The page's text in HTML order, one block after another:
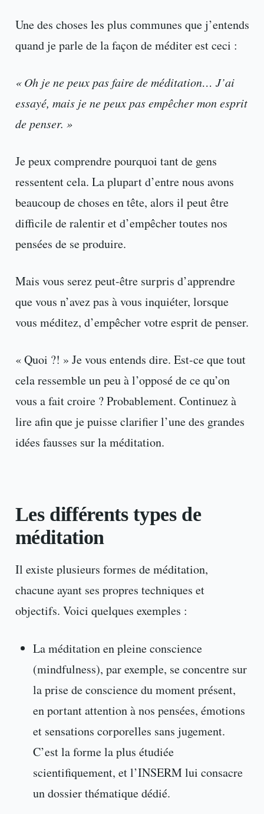
Une des choses les plus communes que j’entends
quand je parle de la façon de méditer est ceci :
« Oh je ne peux pas faire de méditation… J’ai
essayé, mais je ne peux pas empêcher mon esprit
de penser. »
Je peux comprendre pourquoi tant de gens
ressentent cela. La plupart d’entre nous avons
beaucoup de choses en tête, alors il peut être
difficile de ralentir et d’empêcher toutes nos
pensées de se produire.
Mais vous serez peut-être surpris d’apprendre
que vous n’avez pas à vous inquiéter, lorsque
vous méditez, d’empêcher votre esprit de penser.
« Quoi ?! » Je vous entends dire. Est-ce que tout
cela ressemble un peu à l’opposé de ce qu’on
vous a fait croire ? Probablement. Continuez à
lire afin que je puisse clarifier l’une des grandes
idées fausses sur la méditation.
Les différents types de
méditation
Il existe plusieurs formes de méditation,
chacune ayant ses propres techniques et
objectifs. Voici quelques exemples :
La méditation en pleine conscience
(mindfulness), par exemple, se concentre sur
la prise de conscience du moment présent,
en portant attention à nos pensées, émotions
et sensations corporelles sans jugement.
C’est la forme la plus étudiée
scientifiquement, et l’INSERM lui consacre
un dossier thématique dédié.